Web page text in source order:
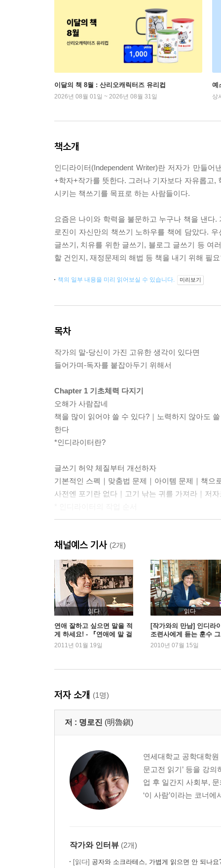
이달의 책 8월 : 산리오캐릭터즈 유리컵
2026년 08월 01일 ~ 2026년 08월 31일
예
상
책소개
인디라이터(Independent Writer)란 저자가 만들
+학자+작가를 뜻한다. 그러나 기자보다 자유롭고,
시키는 책쓰기를 목표로 하는 사람들이다.
요즘은 나이와 학력을 불문하고 누구나 책을 낸다
로진이 자신만의 책쓰기 노하우를 책에 담았다.
글쓰기, 치유를 위한 글쓰기, 블로그 글쓰기 등 여
할 건인지, 재정문제의 해법 등 책을 내기 위해 필
책의 일부 내용을 미리 읽어보실 수 있습니다. 미리보기
목차
작가의 말-당신이 가진 고유한 생각이 있다면
들어가며-독자를 붙잡아두기 위해서
Chapter 1 기초체력 다지기
오해가 사람잡네
책을 많이 읽어야 쓸 수 있다?｜노력하지 않아도
한다
*인디라이터란?
글쓰기 허약 체질부터 개선하자
기본적인 스펙｜맞춤법 문제｜아이템 문제｜책
사전엔 포기란 없다｜고기 낚는 귀를 가져라｜저
글쓰기를 취미이자 특기로 만들어라｜매일 써야
*글쓰기 3계명
Chapter 2 재료 준비 이렇게 하자
내 블로그로 글 재료 만들기
하고픈 말이 뭐요?｜블로그 글과 책 글의 차이｜
｜눈 씻고 아이템 찾기｜불행과 절망도 미래를
훌륭한 글은 아직 써지지 않았다
*누가 책을 낼 수 있나?
*100만 부로 10억 벌기
남의 것을 맛보지 않고는 내 것 또한 잘 만들 수 없
*책 버리기도 필요하다
Chapter 3 내 책 만들기
누구를 위한 책인지 알고 쓰자
전체 관람용인가 전문가용인가?｜어린이와 어르
메인 재료부터 갖은 양념까지, 어떤 책을 만들까
채널예스 기사 (2개)
읽다
연애 잘하고 싶으면 말을 적
게 하세요! - 『연애에 말 걸
기』 명로진
2011년 01월 19일
읽다
[작가와의 만남] 인디라
조련사에게 듣는 훈수
고 훈훈한 수다 - 『내
2010년 07월 15일
저자 소개 (1명)
저 : 명로진 (明魯鎭)
연세대학교 공학대학원
문고전 읽기’ 등을 강
업 후 일간지 사회부,
‘이 사람’이라는 코너
작가와 인터뷰 (2개)
[읽다] 공자와 소크라테스, 가볍게 읽으면 안 되나요